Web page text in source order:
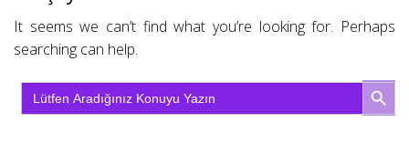
It seems we can’t find what you’re looking for. Perhaps
searching can help.
Search
for:
SEARCH